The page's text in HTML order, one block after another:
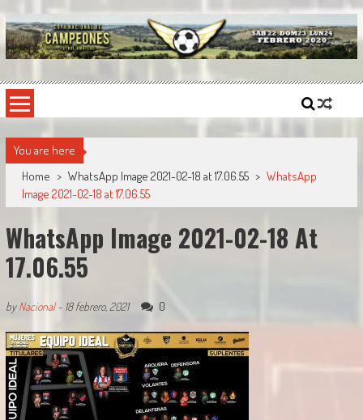
to
content
Copa Nacional de Campeones
You are here
Home > WhatsApp Image 2021-02-18 at 17.06.55 > WhatsApp
Image 2021-02-18 at 17.06.55
WhatsApp Image 2021-02-18 At
17.06.55
byNacional- 18 febrero, 2021 0